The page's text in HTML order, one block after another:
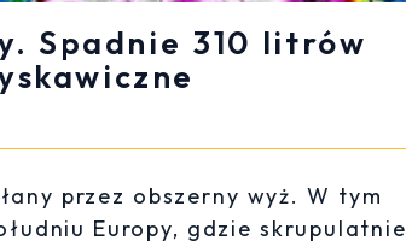
Spadnie 310 litrów
przez obszerny wyż. W tym
Europy, gdzie skrupulatnie